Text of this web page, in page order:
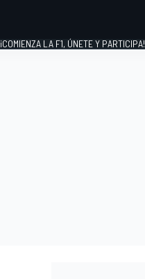
¡COMIENZA LA F1, ÚNETE Y PARTICIPA!